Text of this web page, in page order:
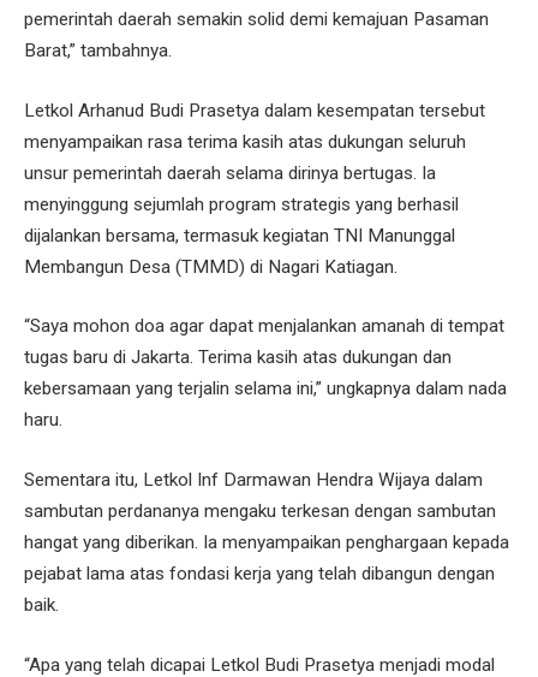
pemerintah daerah semakin solid demi kemajuan Pasaman
Barat,” tambahnya.
Letkol Arhanud Budi Prasetya dalam kesempatan tersebut
menyampaikan rasa terima kasih atas dukungan seluruh
unsur pemerintah daerah selama dirinya bertugas. Ia
menyinggung sejumlah program strategis yang berhasil
dijalankan bersama, termasuk kegiatan TNI Manunggal
Membangun Desa (TMMD) di Nagari Katiagan.
“Saya mohon doa agar dapat menjalankan amanah di tempat
tugas baru di Jakarta. Terima kasih atas dukungan dan
kebersamaan yang terjalin selama ini,” ungkapnya dalam nada
haru.
Sementara itu, Letkol Inf Darmawan Hendra Wijaya dalam
sambutan perdananya mengaku terkesan dengan sambutan
hangat yang diberikan. Ia menyampaikan penghargaan kepada
pejabat lama atas fondasi kerja yang telah dibangun dengan
baik.
“Apa yang telah dicapai Letkol Budi Prasetya menjadi modal